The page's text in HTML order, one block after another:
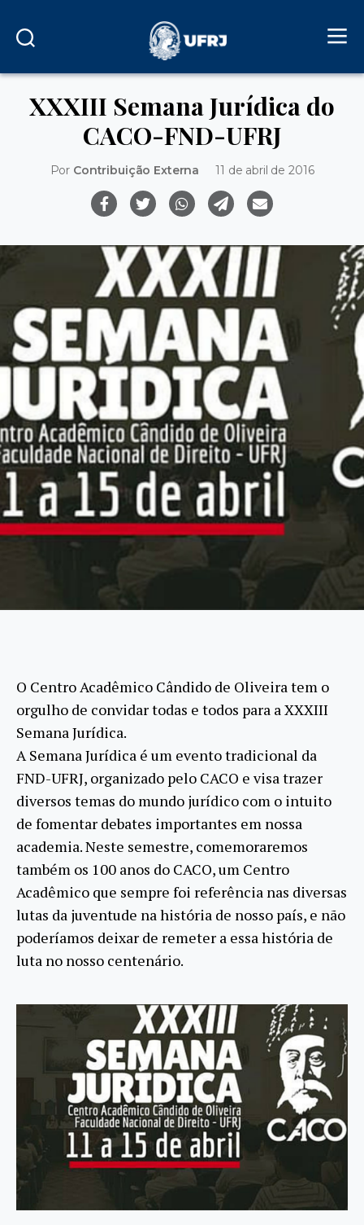
XXXIII Semana Jurídica do
CACO-FND-UFRJ
Por Contribuição Externa 11 de abril de 2016
O Centro Acadêmico Cândido de Oliveira tem o
orgulho de convidar todas e todos para a XXXIII
Semana Jurídica.
A Semana Jurídica é um evento tradicional da
FND-UFRJ, organizado pelo CACO e visa trazer
diversos temas do mundo jurídico com o intuito
de fomentar debates importantes em nossa
academia. Neste semestre, comemoraremos
também os 100 anos do CACO, um Centro
Acadêmico que sempre foi referência nas diversas
lutas da juventude na história de nosso país, e não
poderíamos deixar de remeter a essa história de
luta no nosso centenário.